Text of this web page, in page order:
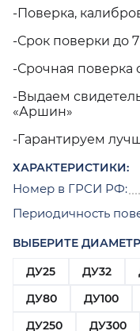
-Поверка,
-Срок поверки до
-Срочная поверка
-Выдаем
«Аршин»
-Гарантируем
ХАРАКТЕРИСТИКИ:
Номер в ГРСИ РФ:
Периодичность
ВЫБЕРИТЕ
ДУ25
ДУ32
ДУ80
ДУ100
ДУ250
ДУ300